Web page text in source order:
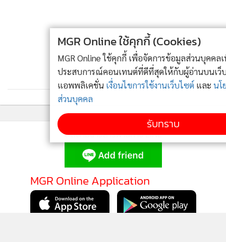
ติดตามข่าวสารผ่านทาง LINE
MGR Online Application
MGR Online ใช้คุกกี้ (Cookies)
MGR Online ใช้คุกกี้ เพื่อจัดการข้อมูลส่วนบุคคลเพื่อนำเสนอ
ประสบการณ์คอนเทนต์ที่ดีที่สุดให้กับผู้อ่านบนเว็บไซต์ และ
เงื่อนไขการใช้งานเว็บไซต์และนโยบายสิทธิ